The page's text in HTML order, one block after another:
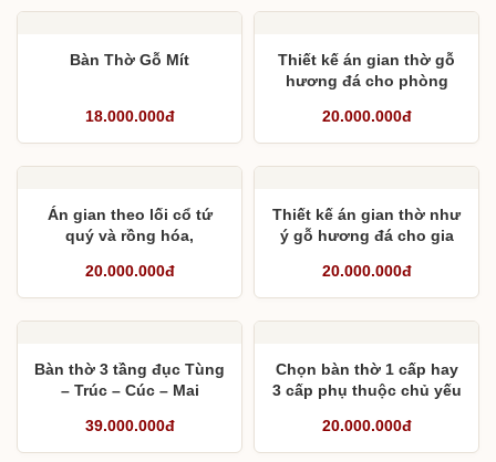
Bàn Thờ Gỗ Mít
18.000.000đ
Thiết kế án gian thờ gỗ
hương đá cho phòng
20.000.000đ
Án gian theo lối cổ tứ
quý và rồng hóa,
đường
20.000.000đ
Thiết kế án gian thờ như
ý gỗ hương đá cho gia
20.000.000đ
Bàn thờ 3 tầng đục Tùng
– Trúc – Cúc – Mai
39.000.000đ
Chọn bàn thờ 1 cấp hay
3 cấp phụ thuộc chủ yếu
20.000.000đ